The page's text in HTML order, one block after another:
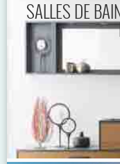
SALLES DE